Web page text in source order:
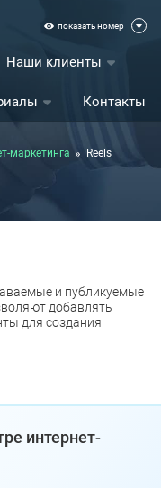
показать номер
Наши клиенты
Контакты
маркетинга Reels
и публикуемые
добавлять
для создания
интернет-